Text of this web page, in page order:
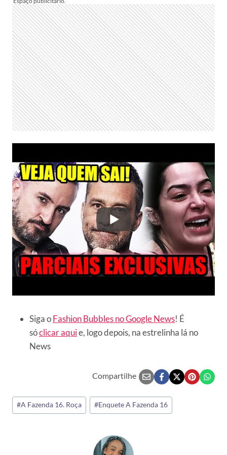
Siga oFashion Bubbles no Google News! É
sóclicar aquie, logo depois, na estrelinha lá no
News
Compartilhe
Tags
do
#A Fazenda 16. Roça #Enquete A Fazenda 16